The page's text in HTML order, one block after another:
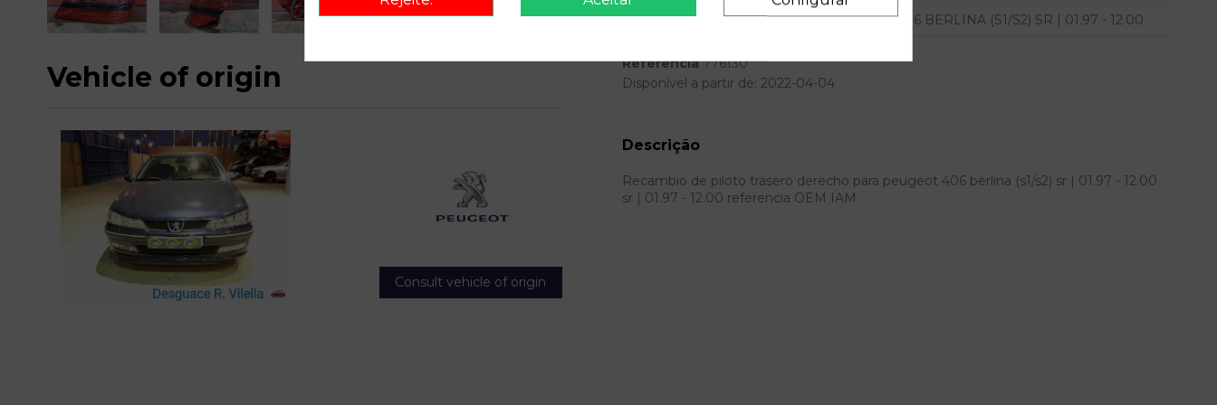
Vehicle of origin
Consult vehicle of origin
Modelo
406 BERLINA (S1/S2) SR | 01.97 - 12.00
Referência 776130
Disponível a partir de: 2022-04-04
Descrição
Recambio de piloto trasero derecho para peugeot 406 berlina (s1/s2) sr | 01.97 - 12.00
sr | 01.97 - 12.00 referencia OEM IAM